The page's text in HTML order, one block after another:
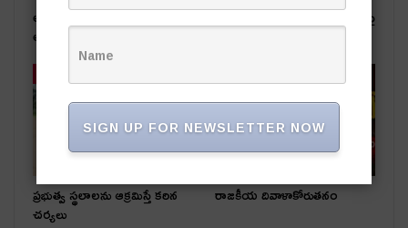
అధికార పార్టీ స‌ర్పంచ్‌పై…
అంగ‌న్‌వాడీల ఫిర్యాదు
సీసీ రోడ్ల వివాదం.. స‌ర్పంచ్ భ‌ర్త‌పై
దాడి
ప్రభుత్వ స్థలాలను ఆక్రమిస్తే కఠిన
చర్యలు
రాజకీయ దివాళాకోరుతనం
SIGN UP FOR NEWSLETTER NOW